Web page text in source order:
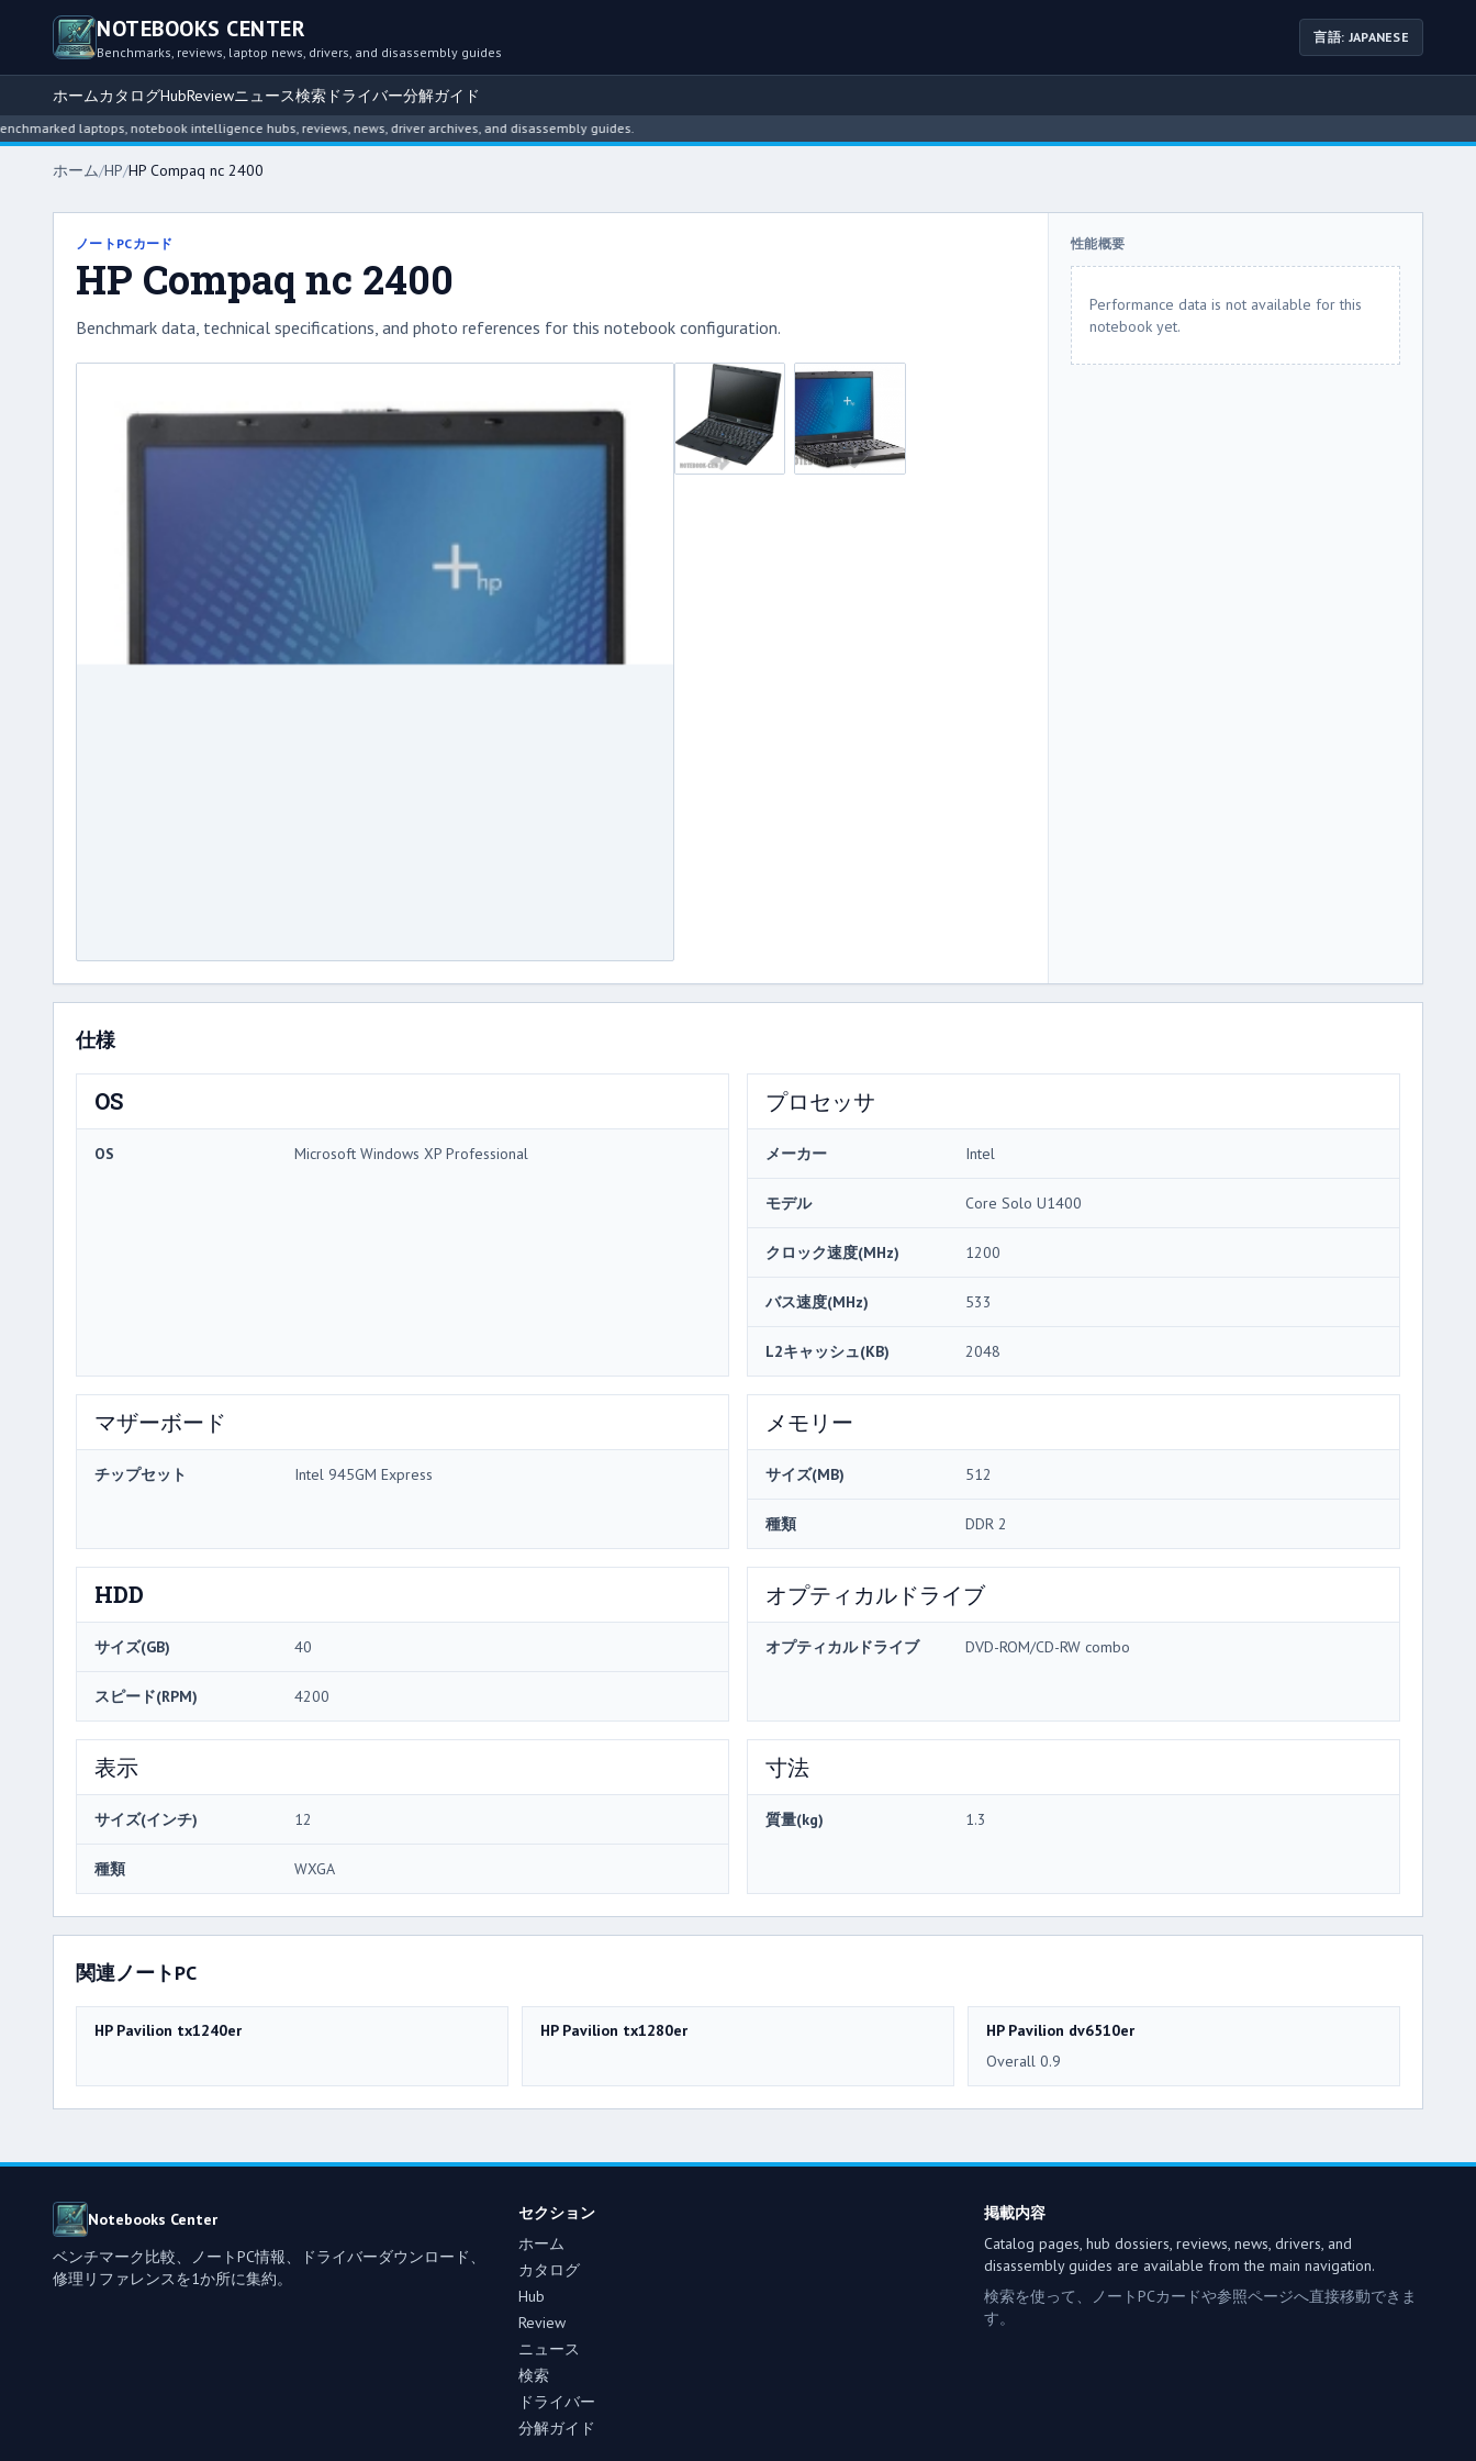
NOTEBOOKS CENTER
Benchmarks, reviews, laptop news, drivers, and disassembly guides
言語: JAPANESE
ホームカタログHubReviewニュース検索 ドライバー分解ガイド
laptops, notebook intelligence hubs, reviews, news, driver archives, and disassembly guides.
ホーム/HP/HP Compaq nc 2400
ノートPCカード
HP Compaq nc 2400
Benchmark data, technical specifications, and photo references for this notebook configuration.
性能概要
Performance data is not available for this
notebook yet.
仕様
OS
OS Microsoft Windows XP Professional
プロセッサ
メーカー Intel
モデル Core Solo U1400
クロック速度(MHz) 1200
バス速度(MHz) 533
L2キャッシュ(KB) 2048
マザーボード
チップセット Intel 945GM Express
メモリー
サイズ(MB) 512
種類 DDR 2
HDD
サイズ(GB) 40
スピード(RPM) 4200
オプティカルドライブ
オプティカルドライブ DVD-ROM/CD-RW combo
表示
サイズ(インチ) 12
種類 WXGA
寸法
質量(kg) 1.3
関連ノートPC
HP Pavilion tx1240er HP Pavilion tx1280er
HP Pavilion dv6510er
Overall 0.9
Notebooks Center
ベンチマーク比較、ノートPC情報、ドライバーダウンロード、
修理リファレンスを1か所に集約。
セクション
ホーム
カタログ
Hub
Review
ニュース
検索
ドライバー
分解ガイド
掲載内容
Catalog pages, hub dossiers, reviews, news, drivers, and
disassembly guides are available from the main navigation.
検索を使って、ノートPCカードや参照ページへ直接移動できま
す。